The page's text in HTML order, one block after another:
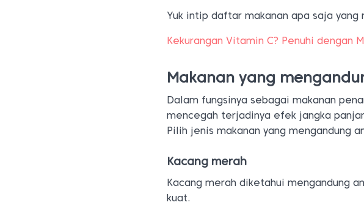
Yuk intip daftar makanan apa saja
Kekurangan Vitamin C? Penuhi dengan
Makanan yang
Dalam fungsinya sebagai makanan
mencegah terjadinya efek jangka
Pilih jenis makanan yang mengandung
Kacang merah
Kacang merah diketahui mengandung
kuat.